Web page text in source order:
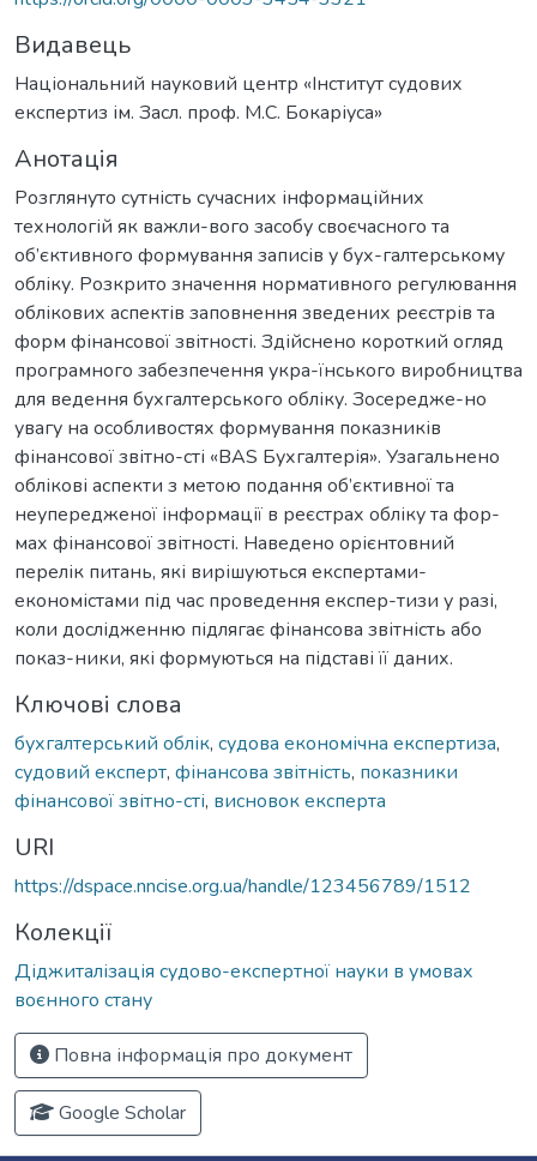
Видавець
Національний науковий центр «Інститут судових
експертиз ім. Засл. проф. М.С. Бокаріуса»
Анотація
Розглянуто сутність сучасних інформаційних
технологій як важли-вого засобу своєчасного та
об’єктивного формування записів у бух-галтерському
обліку. Розкрито значення нормативного регулювання
облікових аспектів заповнення зведених реєстрів та
форм фінансової звітності. Здійснено короткий огляд
програмного забезпечення укра-їнського виробництва
для ведення бухгалтерського обліку. Зосередже-но
увагу на особливостях формування показників
фінансової звітно-сті «BAS Бухгалтерія». Узагальнено
облікові аспекти з метою подання об’єктивної та
неупередженої інформації в реєстрах обліку та фор-
мах фінансової звітності. Наведено орієнтовний
перелік питань, які вирішуються експертами-
економістами під час проведення експер-тизи у разі,
коли дослідженню підлягає фінансова звітність або
показ-ники, які формуються на підставі її даних.
Ключові слова
бухгалтерський облік, судова економічна експертиза,
судовий експерт, фінансова звітність, показники
фінансової звітно-сті, висновок експерта
URI
https://dspace.nncise.org.ua/handle/123456789/1512
Колекції
Діджиталізація судово-експертної науки в умовах
воєнного стану
Повна інформація про документ
Google Scholar